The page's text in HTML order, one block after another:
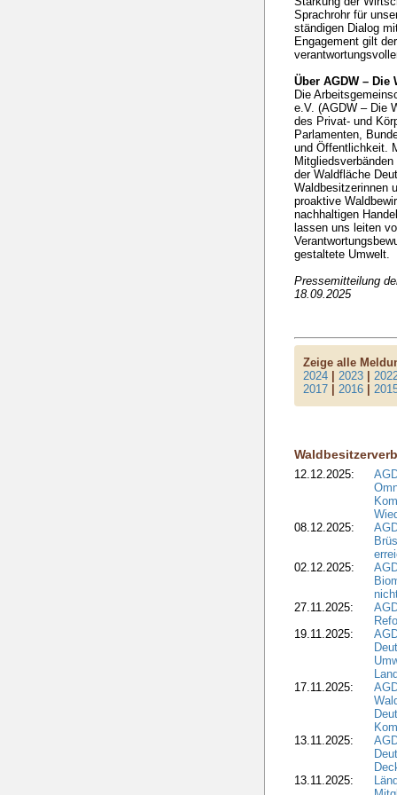
Sprachrohr für
ständigen Dialog
Engagement gilt
Über AGDW – Die
Die
e.V. (AGDW – Die
des Privat- und
Parlamenten,
und Öffentlichkeit.
der Waldfläche
Waldbesitzerinnen
proaktive
nachhaltigen
lassen uns leiten
gestaltete Umwelt.
Pressemitteilung
18.09.2025
Zeige alle
2024 |2023 |
2017 |2016 |
12.12.2025:
08.12.2025:
02.12.2025:
27.11.2025:
19.11.2025:
17.11.2025:
13.11.2025:
13.11.2025: